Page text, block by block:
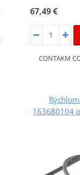
67,49 €
CONTAKM
163680104